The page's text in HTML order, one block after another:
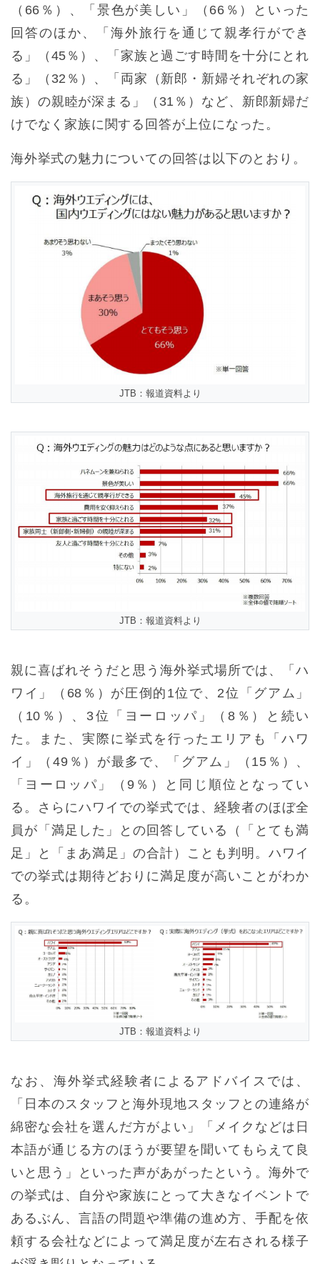
（66％）、「景色が美しい」（66％）といった
回答のほか、「海外旅行を通じて親孝行ができ
る」（45％）、「家族と過ごす時間を十分にとれ
る」（32％）、「両家（新郎・新婦それぞれの家
族）の親睦が深まる」（31％）など、新郎新婦だ
けでなく家族に関する回答が上位になった。
海外挙式の魅力についての回答は以下のとおり。
JTB：報道資料より
JTB：報道資料より
親に喜ばれそうだと思う海外挙式場所では、「ハ
ワイ」（68％）が圧倒的1位で、2位「グアム」
（10％）、3位「ヨーロッパ」（8％）と続い
た。また、実際に挙式を行ったエリアも「ハワ
イ」（49％）が最多で、「グアム」（15％）、
「ヨーロッパ」（9％）と同じ順位となってい
る。さらにハワイでの挙式では、経験者のほぼ全
員が「満足した」との回答している（「とても満
足」と「まあ満足」の合計）ことも判明。ハワイ
での挙式は期待どおりに満足度が高いことがわか
る。
JTB：報道資料より
なお、海外挙式経験者によるアドバイスでは、
「日本のスタッフと海外現地スタッフとの連絡が
綿密な会社を選んだ方がよい」「メイクなどは日
本語が通じる方のほうが要望を聞いてもらえて良
いと思う」といった声があがったという。海外で
の挙式は、自分や家族にとって大きなイベントで
あるぶん、言語の問題や準備の進め方、手配を依
頼する会社などによって満足度が左右される様子